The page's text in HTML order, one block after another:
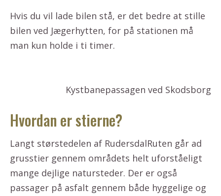
Hvis du vil lade bilen stå, er det bedre at stille
bilen ved Jægerhytten, for på stationen må
man kun holde i ti timer.
Kystbanepassagen ved Skodsborg
Hvordan er stierne?
Langt størstedelen af RudersdalRuten går ad
grusstier gennem områdets helt uforståeligt
mange dejlige natursteder. Der er også
passager på asfalt gennem både hyggelige og